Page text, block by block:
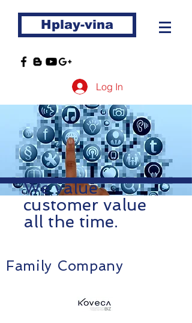
Hplay-vina
Log In
We value
customer value
all the time.
Family Company